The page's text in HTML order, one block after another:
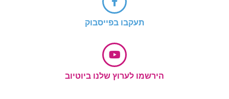
תעקבו בפייסבוק
הירשמו לערוץ שלנו ביוטיוב